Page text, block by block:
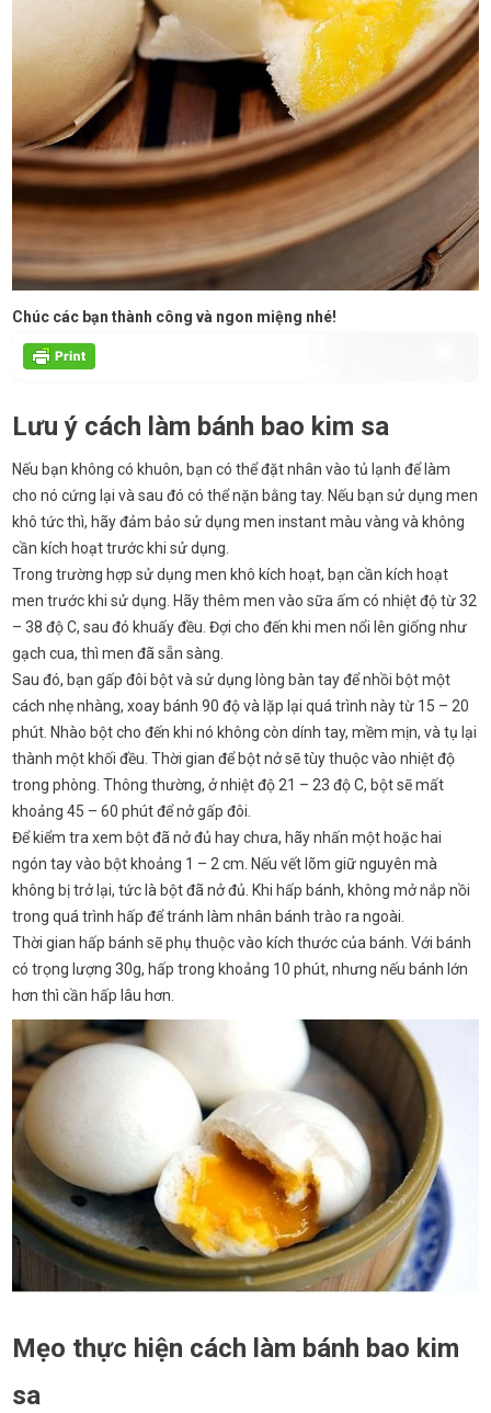
Chúc các bạn thành công và ngon miệng nhé!
Lưu ý cách làm bánh bao kim sa
Nếu bạn không có khuôn, bạn có thể đặt nhân vào tủ lạnh để làm
cho nó cứng lại và sau đó có thể nặn bằng tay. Nếu bạn sử dụng men
khô tức thì, hãy đảm bảo sử dụng men instant màu vàng và không
cần kích hoạt trước khi sử dụng.
Trong trường hợp sử dụng men khô kích hoạt, bạn cần kích hoạt
men trước khi sử dụng. Hãy thêm men vào sữa ấm có nhiệt độ từ 32
– 38 độ C, sau đó khuấy đều. Đợi cho đến khi men nổi lên giống như
gạch cua, thì men đã sẵn sàng.
Sau đó, bạn gấp đôi bột và sử dụng lòng bàn tay để nhồi bột một
cách nhẹ nhàng, xoay bánh 90 độ và lặp lại quá trình này từ 15 – 20
phút. Nhào bột cho đến khi nó không còn dính tay, mềm mịn, và tụ lại
thành một khối đều. Thời gian để bột nở sẽ tùy thuộc vào nhiệt độ
trong phòng. Thông thường, ở nhiệt độ 21 – 23 độ C, bột sẽ mất
khoảng 45 – 60 phút để nở gấp đôi.
Để kiểm tra xem bột đã nở đủ hay chưa, hãy nhấn một hoặc hai
ngón tay vào bột khoảng 1 – 2 cm. Nếu vết lõm giữ nguyên mà
không bị trở lại, tức là bột đã nở đủ. Khi hấp bánh, không mở nắp nồi
trong quá trình hấp để tránh làm nhân bánh trào ra ngoài.
Thời gian hấp bánh sẽ phụ thuộc vào kích thước của bánh. Với bánh
có trọng lượng 30g, hấp trong khoảng 10 phút, nhưng nếu bánh lớn
hơn thì cần hấp lâu hơn.
Mẹo thực hiện cách làm bánh bao kim
sa